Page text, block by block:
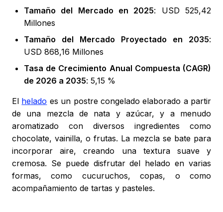
Tamaño del Mercado en 2025: USD 525,42
Millones
Tamaño del Mercado Proyectado en 2035:
USD 868,16 Millones
Tasa de Crecimiento Anual Compuesta (CAGR)
de 2026 a 2035: 5,15 %
El helado es un postre congelado elaborado a partir
de una mezcla de nata y azúcar, y a menudo
aromatizado con diversos ingredientes como
chocolate, vainilla, o frutas. La mezcla se bate para
incorporar aire, creando una textura suave y
cremosa. Se puede disfrutar del helado en varias
formas, como cucuruchos, copas, o como
acompañamiento de tartas y pasteles.